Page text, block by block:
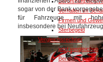
Verhalten im
Firmen und
Sterbegeld
Vergleichsrechner
jetzt vergleichen
Beratung
sogar von der Bank
für Fahrzeuge mit
insbesondere bei